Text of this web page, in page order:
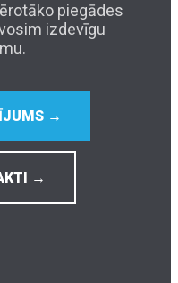
piegādes
izdevīgu
→
→